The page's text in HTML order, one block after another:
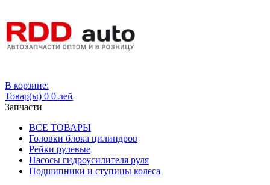
В корзине:
Товар(ы) 0 0 лей
Запчасти
ВСЕ ТОВАРЫ
Головки блока цилиндров
Рейки рулевые
Насосы гидроусилителя руля
Подшипники и ступицы колеса